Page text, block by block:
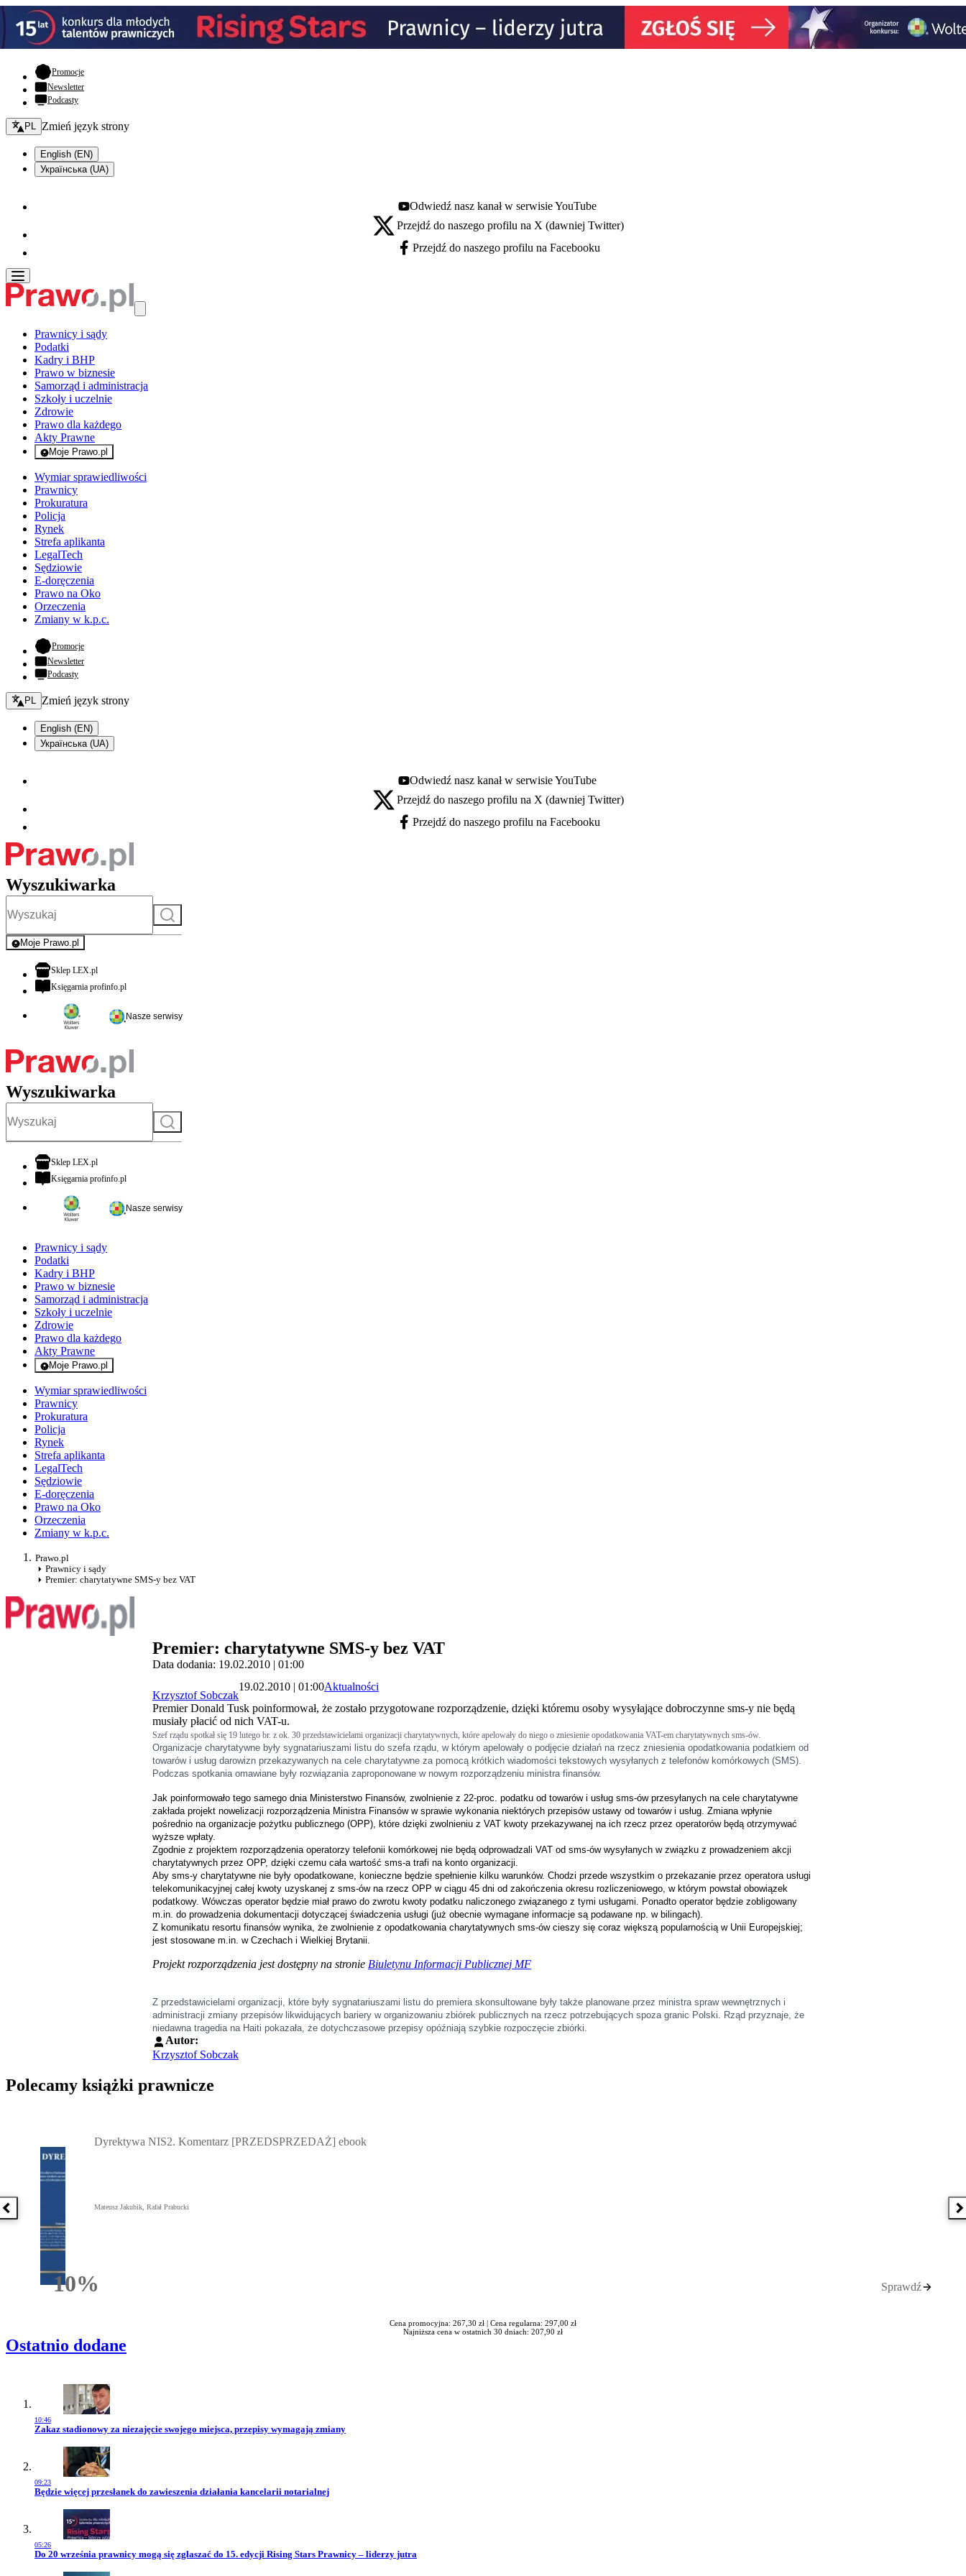
Promocje- otwiera się w nowej karcie
Newsletter
Podcasty
Zmień język - bieżący:
PL Zmień język strony
English (EN)
Українська (UA)
Youtube - otwiera się w nowej karcie
Odwiedź nasz kanał w serwisie YouTube
X - otwiera się w nowej karcie
Przejdź do naszego profilu na X (dawniej Twitter)
Facebook - otwiera się w nowej karcie
Przejdź do naszego profilu na Facebooku
Prawnicy i sądy
Podatki
Kadry i BHP
Prawo w biznesie
Samorząd i administracja
Szkoły i uczelnie
Zdrowie
Prawo dla każdego
Akty Prawne
Moje Prawo.pl
- rejestracja i logowanie do serwisu
Wymiar sprawiedliwości
Prawnicy
Prokuratura
Policja
Rynek
Strefa aplikanta
LegalTech
Sędziowie
E-doręczenia
Prawo na Oko
Orzeczenia
Zmiany w k.p.c.
Promocje- otwiera się w nowej karcie
Newsletter
Podcasty
Zmień język - bieżący:
PL Zmień język strony
English (EN)
Українська (UA)
Youtube - otwiera się w nowej karcie
Odwiedź nasz kanał w serwisie YouTube
X - otwiera się w nowej karcie
Przejdź do naszego profilu na X (dawniej Twitter)
Facebook - otwiera się w nowej karcie
Przejdź do naszego profilu na Facebooku
Wyszukiwarka
Szukaj
Moje Prawo.pl
- rejestracja i logowanie do serwisu
Sklep LEX.plotwiera się w nowej karcie
Księgarnia profinfo.plotwiera się w nowej karcie
Nasze serwisy
Wyszukiwarka
Szukaj
Sklep LEX.plotwiera się w nowej karcie
Księgarnia profinfo.plotwiera się w nowej karcie
Nasze serwisy
Prawnicy i sądy
Podatki
Kadry i BHP
Prawo w biznesie
Samorząd i administracja
Szkoły i uczelnie
Zdrowie
Prawo dla każdego
Akty Prawne
Moje Prawo.pl
- rejestracja i logowanie do serwisu
Wymiar sprawiedliwości
Prawnicy
Prokuratura
Policja
Rynek
Strefa aplikanta
LegalTech
Sędziowie
E-doręczenia
Prawo na Oko
Orzeczenia
Zmiany w k.p.c.
Prawo.pl
Prawnicy i sądy
Premier: charytatywne SMS-y bez VAT
Premier: charytatywne SMS-y bez VAT
Data dodania: 19.02.2010 | 01:00
Krzysztof Sobczak
19.02.2010 | 01:00Aktualności
Premier Donald Tusk poinformował, że zostało przygotowane rozporządzenie, dzięki któremu osoby wysyłające dobroczynne sms-y nie będą
musiały płacić od nich VAT-u.
Szef rządu spotkał się 19 lutego br. z ok. 30 przedstawicielami organizacji charytatywnych, które apelowały do niego o zniesienie opodatkowania VAT-em charytatywnych sms-ów.
Organizacje charytatywne były sygnatariuszami listu do szefa rządu, w którym apelowały o podjęcie działań na rzecz zniesienia opodatkowania podatkiem od
towarów i usług darowizn przekazywanych na cele charytatywne za pomocą krótkich wiadomości tekstowych wysyłanych z telefonów komórkowych (SMS).
Podczas spotkania omawiane były rozwiązania zaproponowane w nowym rozporządzeniu ministra finansów.
Jak poinformowało tego samego dnia Ministerstwo Finansów, zwolnienie z 22-proc. podatku od towarów i usług sms-ów przesyłanych na cele charytatywne
zakłada projekt nowelizacji rozporządzenia Ministra Finansów w sprawie wykonania niektórych przepisów ustawy od towarów i usług. Zmiana wpłynie
pośrednio na organizacje pożytku publicznego (OPP), które dzięki zwolnieniu z VAT kwoty przekazywanej na ich rzecz przez operatorów będą otrzymywać
wyższe wpłaty.
Zgodnie z projektem rozporządzenia operatorzy telefonii komórkowej nie będą odprowadzali VAT od sms-ów wysyłanych w związku z prowadzeniem akcji
charytatywnych przez OPP, dzięki czemu cała wartość sms-a trafi na konto organizacji.
Aby sms-y charytatywne nie były opodatkowane, konieczne będzie spełnienie kilku warunków. Chodzi przede wszystkim o przekazanie przez operatora usługi
telekomunikacyjnej całej kwoty uzyskanej z sms-ów na rzecz OPP w ciągu 45 dni od zakończenia okresu rozliczeniowego, w którym powstał obowiązek
podatkowy. Wówczas operator będzie miał prawo do zwrotu kwoty podatku naliczonego związanego z tymi usługami. Ponadto operator będzie zobligowany
m.in. do prowadzenia dokumentacji dotyczącej świadczenia usługi (już obecnie wymagane informacje są podawane np. w bilingach).
Z komunikatu resortu finansów wynika, że zwolnienie z opodatkowania charytatywnych sms-ów cieszy się coraz większą popularnością w Unii Europejskiej;
jest stosowane m.in. w Czechach i Wielkiej Brytanii.
Projekt rozporządzenia jest dostępny na stronie Biuletynu Informacji Publicznej MF
Z przedstawicielami organizacji, które były sygnatariuszami listu do premiera skonsultowane były także planowane przez ministra spraw wewnętrznych i
administracji zmiany przepisów likwidujących bariery w organizowaniu zbiórek publicznych na rzecz potrzebujących spoza granic Polski. Rząd przyznaje, że
niedawna tragedia na Haiti pokazała, że dotychczasowe przepisy opóźniają szybkie rozpoczęcie zbiórki.
Autor:
Krzysztof Sobczak
Polecamy książki prawnicze
Poprzednia książka
10%Rabatu
Dyrektywa NIS2. Komentarz [PRZEDSPRZEDAŻ] ebook
Mateusz Jakubik, Rafał Prabucki
Sprawdź
Cena promocyjna: 267,30 zł | Cena regularna: 297,00 zł
Najniższa cena w ostatnich 30 dniach: 207,90 zł
Ostatnio dodane
10:46
Przejdź do artykułu:
Zakaz stadionowy za niezajęcie swojego miejsca, przepisy wymagają zmiany
09:23
Przejdź do artykułu:
Będzie więcej przesłanek do zawieszenia działania kancelarii notarialnej
05:26
Przejdź do artykułu:
Do 20 września prawnicy mogą się zgłaszać do 15. edycji Rising Stars Prawnicy – liderzy jutra